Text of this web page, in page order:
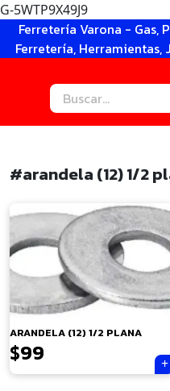
G-5WTP9X49J9
Ferretería Varona - Gas,
Ferretería, Herramientas,
#arandela (12) 1/2
ARANDELA (12) 1/2 PLANA
$99